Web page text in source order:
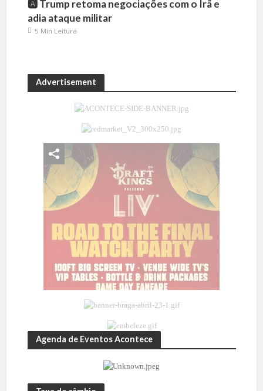
🅰️ Trump retoma negociações com o Irã e
adia ataque militar
5 Min Leitura
Advertisement
Agenda de Eventos Acontece